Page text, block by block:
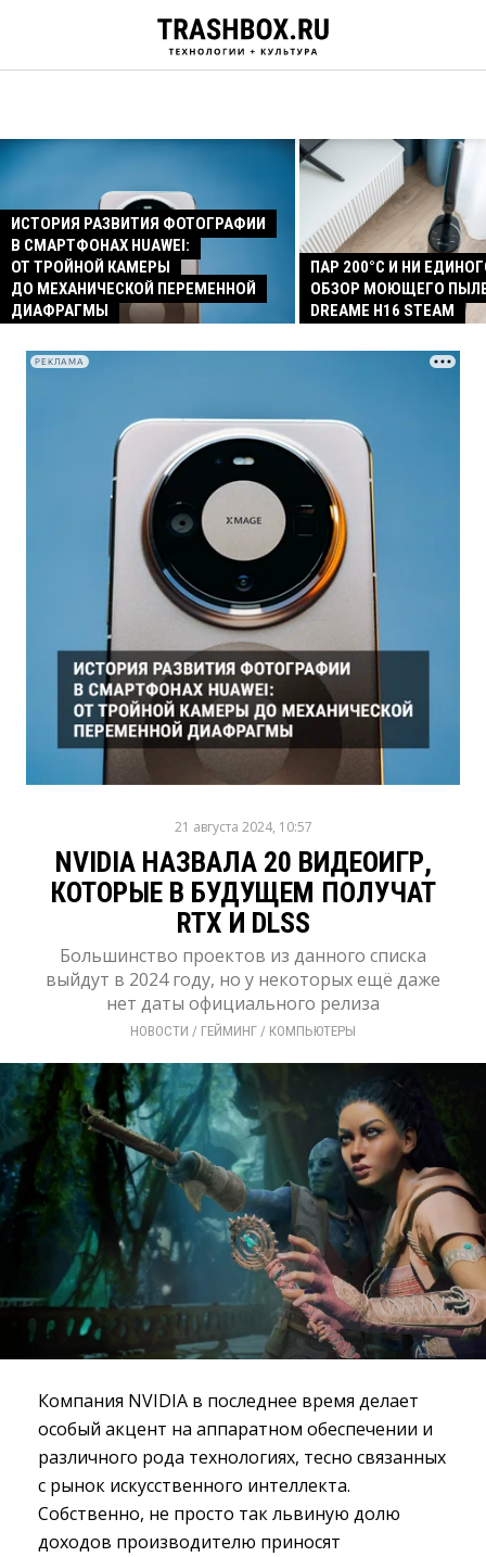
ИСТОРИЯ РАЗВИТИЯ ФОТОГРАФИИ
В СМАРТФОНАХ HUAWEI:
ОТ ТРОЙНОЙ КАМЕРЫ
ДО МЕХАНИЧЕСКОЙ ПЕРЕМЕННОЙ
ДИАФРАГМЫ
ПАР 200°C И НИ
ОБЗОР МОЮЩЕГО
DREAME H16 STEAM
РЕКЛАМА
21 августа 2024, 10:57
NVIDIA НАЗВАЛА 20 ВИДЕОИГР,
КОТОРЫЕ В БУДУЩЕМ ПОЛУЧАТ
RTX И DLSS
Большинство проектов из данного списка
выйдут в 2024 году, но у некоторых ещё даже
нет даты официального релиза
НОВОСТИ / ГЕЙМИНГ / КОМПЬЮТЕРЫ
Компания NVIDIA в последнее время делает
особый акцент на аппаратном обеспечении и
различного рода технологиях, тесно связанных
с рынок искусственного интеллекта.
Собственно, не просто так львиную долю
доходов производителю приносят